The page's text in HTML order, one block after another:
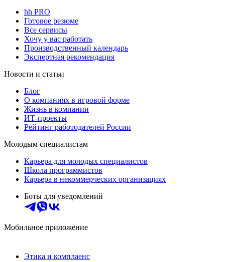
hh PRO
Готовое резюме
Все сервисы
Хочу у вас работать
Производственный календарь
Экспертная рекомендация
Новости и статьи
Блог
О компаниях в игровой форме
Жизнь в компании
ИТ-проекты
Рейтинг работодателей России
Молодым специалистам
Карьера для молодых специалистов
Школа программистов
Карьера в некоммерческих организациях
Боты для уведомлений
Мобильное приложение
Этика и комплаенс